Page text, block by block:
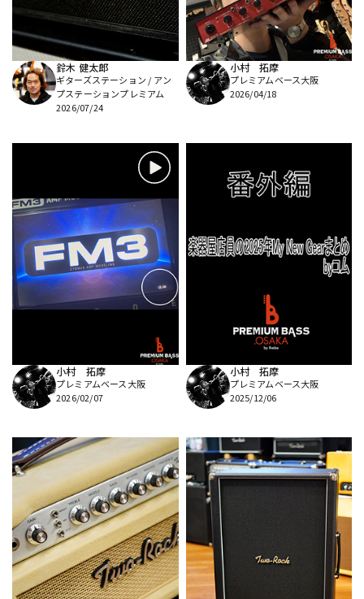
配信/ライブ機器 楽器アクセサリ
中古 ヴィンテージ
鈴木 健太郎
ギターズステーション / アン
プステーションプレミアム
2026/07/24
小村 拓摩
プレミアムベース大阪
2026/04/18
小村 拓摩
プレミアムベース大阪
2026/02/07
小村 拓摩
プレミアムベース大阪
2025/12/06